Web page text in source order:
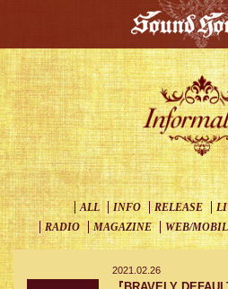
ALL INFO RELEASE
RADIO
MAGAZINE WEB/
2021.02.26